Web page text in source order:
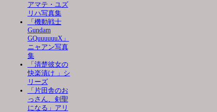
アマテ・ユズ
リハ写真集
「機動戦士
Gundam
GQuuuuuuX」
ニャアン写真
集
「清楚彼女の
快楽漬け 」シ
リーズ
「片田舎のお
っさん、剣聖
になる」アリ